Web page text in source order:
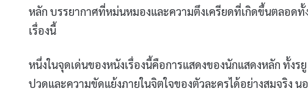
หลัก บรรยากาศที่หม่นหมองและความตึงเครียดที่เกิดขึ้นตลอดทั้
เรื่องนี้
หนึ่งในจุดเด่นของหนังเรื่องนี้คือการแสดงของนักแสดงหลัก ทั้ง
ปวดและความขัดแย้งภายในจิตใจของตัวละครได้อย่างสมจริง